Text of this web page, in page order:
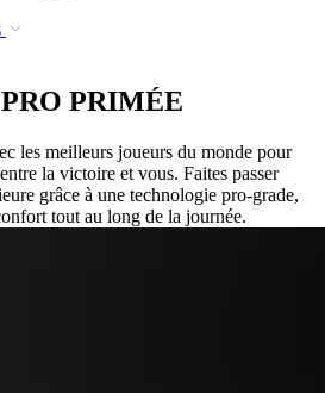
PRIMÉE
les meilleurs joueurs du monde pour
la victoire et vous. Faites passer
grâce à une technologie pro-grade,
tout au long de la journée.